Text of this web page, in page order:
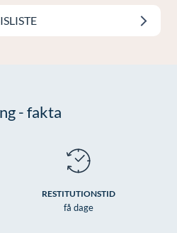
- fakta
RESTITUTIONSTID
få dage